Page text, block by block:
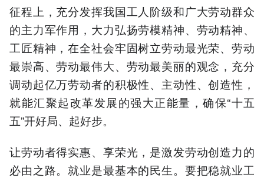
征程上，充分发挥我国工人阶级和广大劳动群众
的主力军作用，大力弘扬劳模精神、劳动精神、
工匠精神，在全社会牢固树立劳动最光荣、劳动
最崇高、劳动最伟大、劳动最美丽的观念，充分
调动起亿万劳动者的积极性、主动性、创造性，
就能汇聚起改革发展的强大正能量，确保“十五
五”开好局、起好步。
让劳动者得实惠、享荣光，是激发劳动创造力的
必由之路。就业是最基本的民生。要把稳就业工